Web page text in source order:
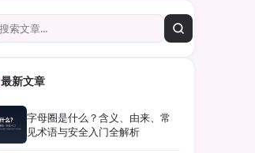
最新文章
字母圈是什么？含义、由来、常
见术语与安全入门全解析